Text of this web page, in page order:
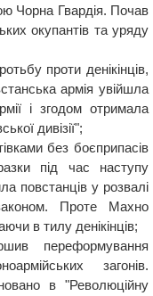
Чорна Гвардія. Почав
окупантів та уряду
проти денікінців,
армія увійшла
і згодом отримала
дивізії";
без боєприпасів
під час наступу
повстанців у розвалі
Проте Махно
в тилу денікінців;
переформування
загонів.
в "Революційну